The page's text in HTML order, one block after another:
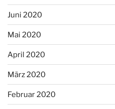
Juni 2020
Mai 2020
April 2020
März 2020
Februar 2020